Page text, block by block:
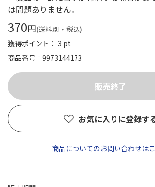
は問題ありません。
370円(送料別・税込)
獲得ポイント： 3 pt
商品番号
9973144173
お気に入りに登録す
商品についてのお問い合わせは